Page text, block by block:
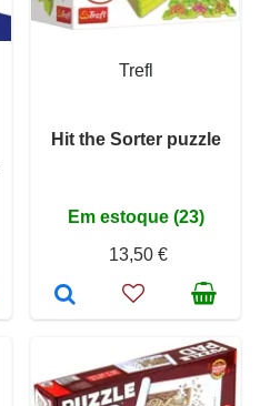
Trefl
Hit the Sorter puzzle
Em estoque (23)
13,50 €